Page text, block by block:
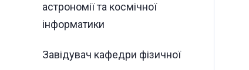
астрономії та космічної
інформатики
Завідувач кафедри фізичної